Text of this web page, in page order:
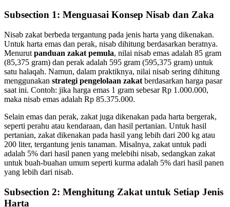
Subsection 1: Menguasai Konsep Nisab dan Zaka
Nisab zakat berbeda tergantung pada jenis harta yang dikenakan.
Untuk harta emas dan perak, nisab dihitung berdasarkan beratnya.
Menurut panduan zakat pemula, nilai nisab emas adalah 85 gram
(85,375 gram) dan perak adalah 595 gram (595,375 gram) untuk
satu halaqah. Namun, dalam praktiknya, nilai nisab sering dihitung
menggunakan strategi pengelolaan zakat berdasarkan harga pasar
saat ini. Contoh: jika harga emas 1 gram sebesar Rp 1.000.000,
maka nisab emas adalah Rp 85.375.000.
Selain emas dan perak, zakat juga dikenakan pada harta bergerak,
seperti perahu atau kendaraan, dan hasil pertanian. Untuk hasil
pertanian, zakat dikenakan pada hasil yang lebih dari 200 kg atau
200 liter, tergantung jenis tanaman. Misalnya, zakat untuk padi
adalah 5% dari hasil panen yang melebihi nisab, sedangkan zakat
untuk buah-buahan umum seperti kurma adalah 5% dari hasil panen
yang lebih dari nisab.
Subsection 2: Menghitung Zakat untuk Setiap Jenis
Harta